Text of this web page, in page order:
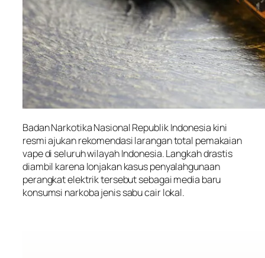
Badan Narkotika Nasional Republik Indonesia kini
resmi ajukan rekomendasi larangan total pemakaian
vape di seluruh wilayah Indonesia. Langkah drastis
diambil karena lonjakan kasus penyalahgunaan
perangkat elektrik tersebut sebagai media baru
konsumsi narkoba jenis sabu cair lokal.